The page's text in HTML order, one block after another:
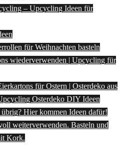
– Upcycling Ideen für
für Weihnachten basteln
wiederverwenden | Upcycling für
für Ostern | Osterdeko aus
Osterdeko DIY Ideen
Hier kommen Ideen dafür!
weiterverwenden. Basteln und
Kork.